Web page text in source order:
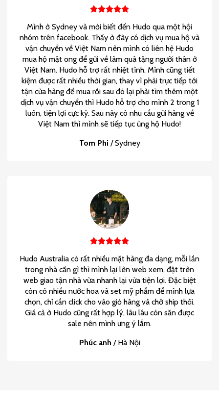
Mình ở Sydney và mới biết đến Hudo qua một hội
nhóm trên facebook. Thấy ở đây có dịch vụ mua hộ và
vận chuyển về Việt Nam nên mình có liên hệ Hudo
mua hộ mật ong để gửi về làm quà tặng người thân ở
Việt Nam. Hudo hỗ trợ rất nhiệt tình. Mình cũng tiết
kiệm được rất nhiều thời gian, thay vì phải trực tiếp tới
tận cửa hàng để mua rồi sau đó lại phải tìm thêm một
dịch vụ vận chuyển thì Hudo hỗ trợ cho mình 2 trong 1
luôn, tiện lợi cực kỳ. Sau này có nhu cầu gửi hàng về
Việt Nam thì mình sẽ tiếp tục ủng hộ Hudo!
Tom Phi /Sydney
Hudo Australia có rất nhiều mặt hàng đa dạng, mỗi lần
trong nhà cần gì thì mình lại lên web xem, đặt trên
web giao tận nhà vừa nhanh lại vừa tiện lợi. Đặc biệt
còn có nhiều nước hoa và set mỹ phẩm để mình lựa
chọn, chỉ cần click cho vào giỏ hàng và chờ ship thôi.
Giá cả ở Hudo cũng rất hợp lý, lâu lâu còn săn được
sale nên mình ưng ý lắm.
Phúc anh / Hà Nội